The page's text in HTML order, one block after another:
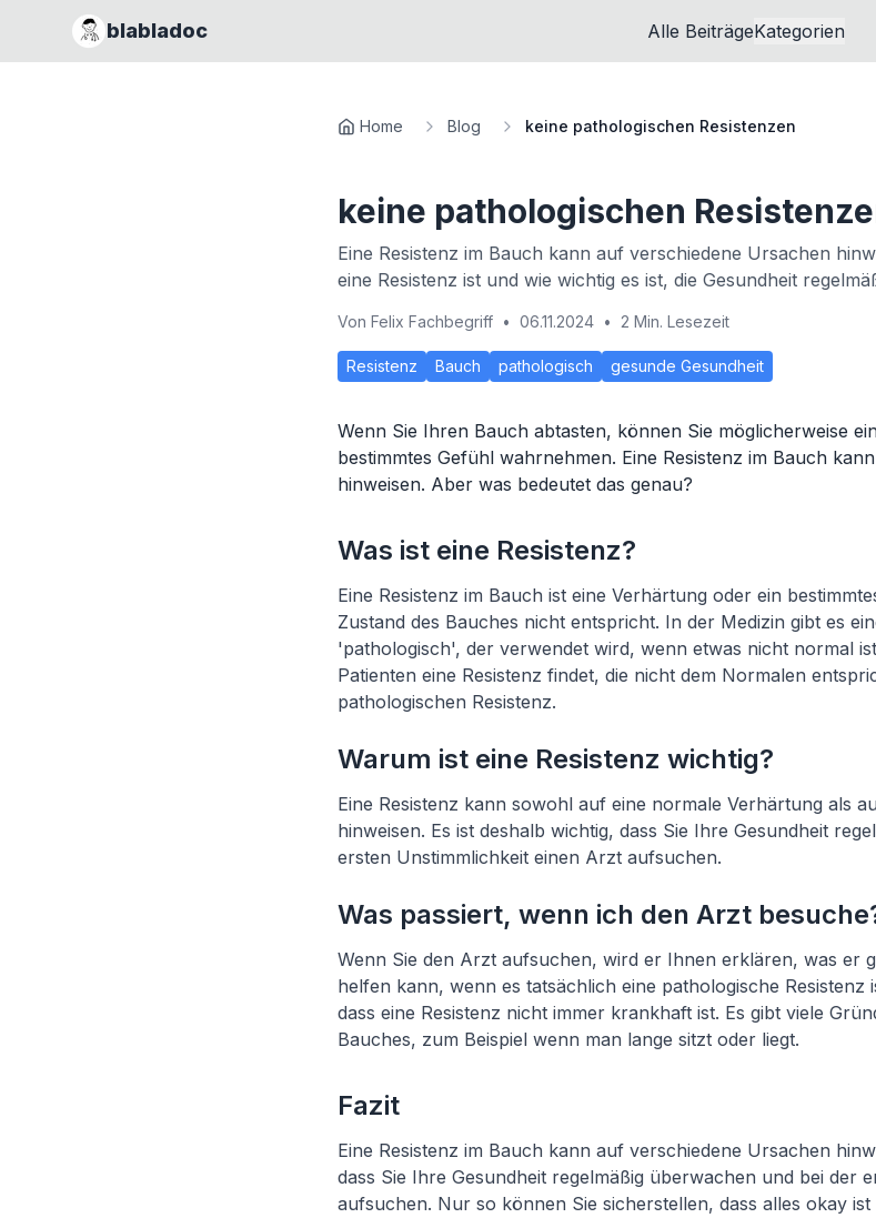
blabladoc Alle BeiträgeKategorien
Home Blog keine pathologischen Resistenzen
keine pathologischen
Eine Resistenz im Bauch kann auf verschiedene Ursachen
eine Resistenz ist und wie wichtig es ist, die Gesundheit
Von Felix Fachbegriff • 06.11.2024 • 2 Min. Lesezeit
Resistenz Bauch pathologisch gesunde Gesundheit
Wenn Sie Ihren Bauch abtasten, können Sie möglicherweise
bestimmtes Gefühl wahrnehmen. Eine Resistenz im Bauch
hinweisen. Aber was bedeutet das genau?
Was ist eine Resistenz?
Eine Resistenz im Bauch ist eine Verhärtung oder ein
Zustand des Bauches nicht entspricht. In der Medizin gibt es
'pathologisch', der verwendet wird, wenn etwas nicht normal
Patienten eine Resistenz findet, die nicht dem Normalen
pathologischen Resistenz.
Warum ist eine Resistenz wichtig?
Eine Resistenz kann sowohl auf eine normale Verhärtung als
hinweisen. Es ist deshalb wichtig, dass Sie Ihre Gesundheit
ersten Unstimmlichkeit einen Arzt aufsuchen.
Was passiert, wenn ich den Arzt
Wenn Sie den Arzt aufsuchen, wird er Ihnen erklären, was er
helfen kann, wenn es tatsächlich eine pathologische Resistenz
dass eine Resistenz nicht immer krankhaft ist. Es gibt viele
Bauches, zum Beispiel wenn man lange sitzt oder liegt.
Fazit
Eine Resistenz im Bauch kann auf verschiedene Ursachen
dass Sie Ihre Gesundheit regelmäßig überwachen und bei der
aufsuchen. Nur so können Sie sicherstellen, dass alles okay